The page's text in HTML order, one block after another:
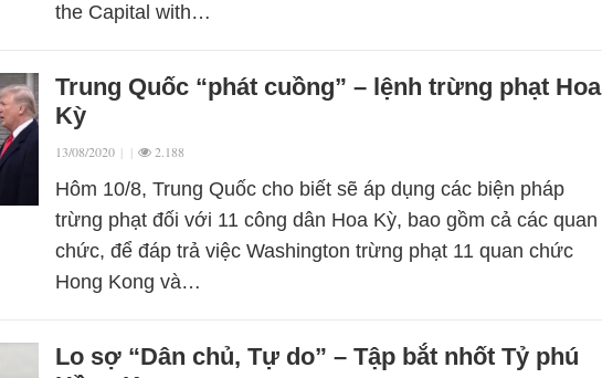
the Capital with…
Trung Quốc “phát cuồng” – lệnh trừng phạt Hoa
Kỳ
13/08/2020 | | 2.188
Hôm 10/8, Trung Quốc cho biết sẽ áp dụng các biện pháp
trừng phạt đối với 11 công dân Hoa Kỳ, bao gồm cả các quan
chức, để đáp trả việc Washington trừng phạt 11 quan chức
Hong Kong và…
Lo sợ “Dân chủ, Tự do” – Tập bắt nhốt Tỷ phú